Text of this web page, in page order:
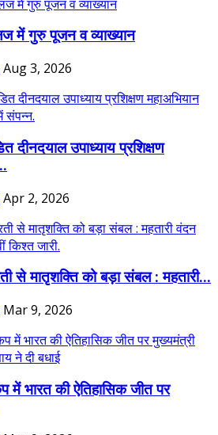
में गुरु पूजन व व्याख्यान
Aug 3, 2026
दीनदयाल उपाध्याय प्रशिक्षण
Apr 2, 2026
से मातृशक्ति को बड़ा संबल : महतारी...
Mar 9, 2026
में भारत की ऐतिहासिक जीत पर